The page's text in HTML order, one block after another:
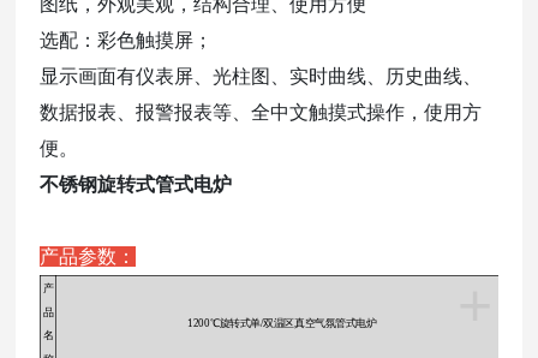
图纸，外观美观，结构合理、使用方便
选配：彩色触摸屏；
显示画面有仪表屏、光柱图、实时曲线、历史曲线、
数据报表、报警报表等、全中文触摸式操作，使用方
便。
不锈钢旋转式管式电炉
产品参数：
产
品
名
1200℃旋转式单/双温区真空气氛管式电炉